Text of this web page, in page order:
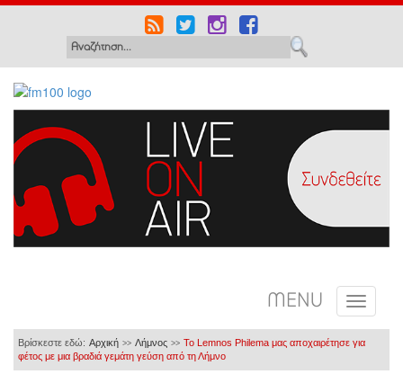
MENU
Βρίσκεστε εδώ: Αρχική >> Λήμνος >> Το Lemnos Philema μας αποχαιρέτησε για
φέτος με μια βραδιά γεμάτη γεύση από τη Λήμνο